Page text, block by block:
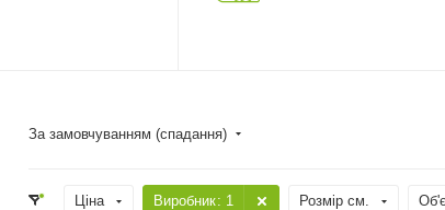
За замовчуванням (спадання)
Ціна Виробник: 1 Розмір см.